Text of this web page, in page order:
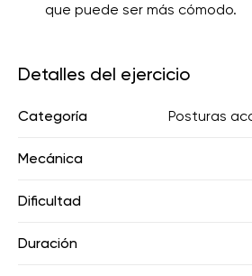
que puede ser más cómodo.
Detalles del ejercicio
Categoría Posturas
Mecánica
Dificultad
Duración